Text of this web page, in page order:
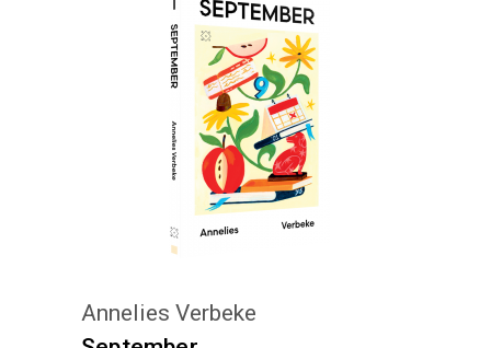
KIES :)
Annelies Verbeke